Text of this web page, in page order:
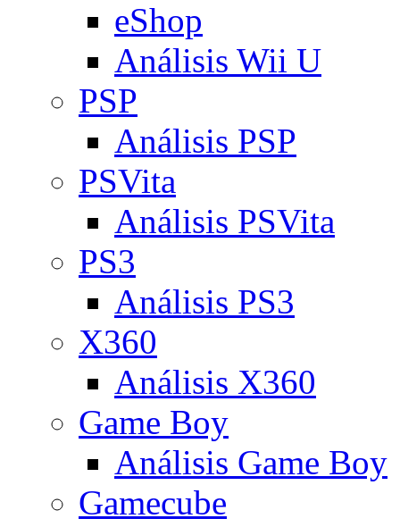
eShop
Análisis Wii U
PSP
Análisis PSP
PSVita
Análisis PSVita
PS3
Análisis PS3
X360
Análisis X360
Game Boy
Análisis Game Boy
Gamecube